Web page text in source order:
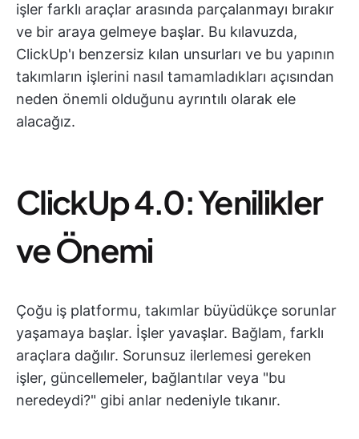
işler farklı araçlar arasında parçalanmayı bırakır
ve bir araya gelmeye başlar. Bu kılavuzda,
ClickUp'ı benzersiz kılan unsurları ve bu yapının
takımların işlerini nasıl tamamladıkları açısından
neden önemli olduğunu ayrıntılı olarak ele
alacağız.
ClickUp 4.0: Yenilikler
ve Önemi
Çoğu iş platformu, takımlar büyüdükçe sorunlar
yaşamaya başlar. İşler yavaşlar. Bağlam, farklı
araçlara dağılır. Sorunsuz ilerlemesi gereken
işler, güncellemeler, bağlantılar veya "bu
neredeydi?" gibi anlar nedeniyle tıkanır.